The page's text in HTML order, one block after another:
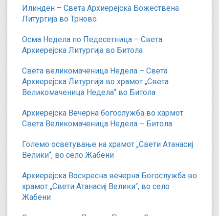
Илинден – Света Архиерејска Божествена
Литургија во Трново
Осма Недела по Педесетница – Света
Архиерејска Литургија во Битола
Света великомаченица Недела – Света
Архиерејска Литургија во храмот „Света
Великомаченица Недела“ во Битола
Архиерејска Вечерна богослужба во хармот
Света Великомаченица Недела – Битола
Големо осветување на храмот „Свети Атанасиј
Велики“, во село Жабени
Архиерејска Воскресна вечерна Богослужба во
храмот „Свети Атанасиј Велики“, во село
Жабени